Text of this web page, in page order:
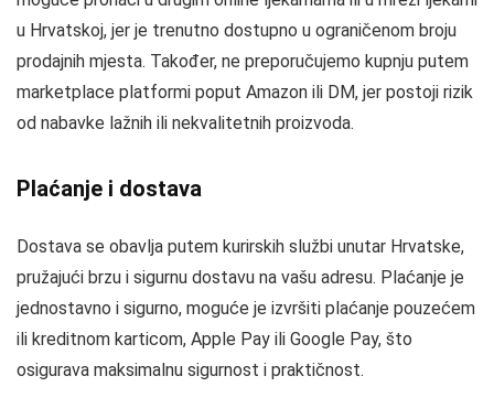
u Hrvatskoj, jer je trenutno dostupno u ograničenom broju
prodajnih mjesta. Također, ne preporučujemo kupnju putem
marketplace platformi poput Amazon ili DM, jer postoji rizik
od nabavke lažnih ili nekvalitetnih proizvoda.
Plaćanje i dostava
Dostava se obavlja putem kurirskih službi unutar Hrvatske,
pružajući brzu i sigurnu dostavu na vašu adresu. Plaćanje je
jednostavno i sigurno, moguće je izvršiti plaćanje pouzećem
ili kreditnom karticom, Apple Pay ili Google Pay, što
osigurava maksimalnu sigurnost i praktičnost.